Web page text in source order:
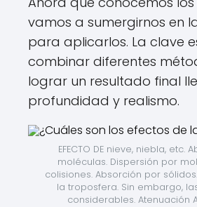
vamos a sumergirnos en
para aplicarlos. La clave
combinar diferentes
lograr un resultado final
profundidad y realismo.
EFECTO DE nieve, niebla, etc.
moléculas. Dispersión por
colisiones. Absorción por
la troposfera. Sin embargo,
considerables. Atenuación